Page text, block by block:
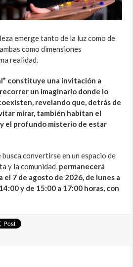
emerge tanto de la luz como de
como dimensiones
realidad.
constituye una invitación a
un imaginario donde lo
revelando que, detrás de
mirar, también habitan el
el profundo misterio de estar
convertirse en un espacio de
y la comunidad, permanecerá
7 de agosto de 2026, de lunes a
y de 15:00 a 17:00 horas, con